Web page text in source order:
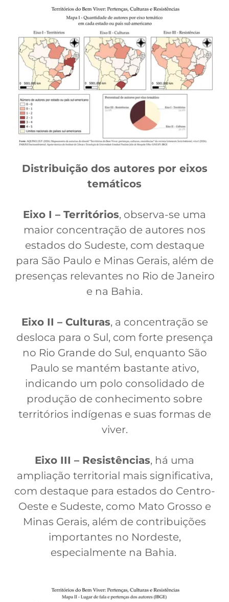
Distribuição dos autores por eixos
temáticos
Eixo I – Territórios, observa-se uma
maior concentração de autores nos
estados do Sudeste, com destaque
para São Paulo e Minas Gerais, além de
presenças relevantes no Rio de Janeiro
e na Bahia.
Eixo II – Culturas, a concentração se
desloca para o Sul, com forte presença
no Rio Grande do Sul, enquanto São
Paulo se mantém bastante ativo,
indicando um polo consolidado de
produção de conhecimento sobre
territórios indígenas e suas formas de
viver.
Eixo III – Resistências, há uma
ampliação territorial mais significativa,
com destaque para estados do Centro-
Oeste e Sudeste, como Mato Grosso e
Minas Gerais, além de contribuições
importantes no Nordeste,
especialmente na Bahia.